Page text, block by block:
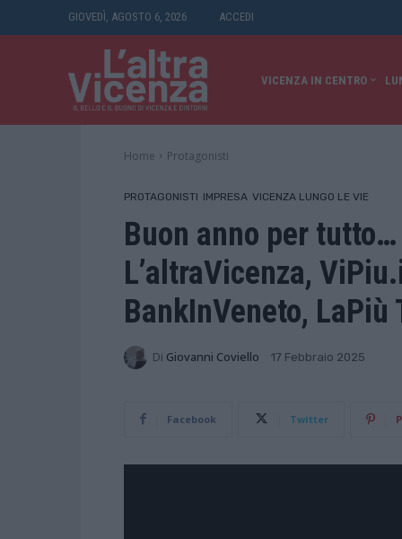
GIOVEDÌ, AGOSTO 6, 2026 ACCEDI
VICENZA IN CENTRO
Home Protagonisti
PROTAGONISTI IMPRESA VICENZA LUNGO LE VIE
Buon anno per
L’altraVicenza,
BankInVeneto, LaPiù
Di Giovanni Coviello 17 Febbraio 2025
Facebook Twitter